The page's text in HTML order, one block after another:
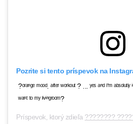
Pozrite si tento príspevok na
?ᵒʳᵃⁿᶢᵉ ᵐᵒᵒᵈ. ᵃᶠᵗᵉʳ ʷᵒʳᵏᵒᵘᵗ ? ... ʸᵉˢ ᵃⁿᵈ ᴵ’ᵐ ᵃᵇˢᵒˡᵘᵗˡʸ
ʷᵃⁿᵗ ᵗᵒ ᵐʸ ˡⁱᵛⁱⁿᶢʳᵒᵒᵐ?
Príspevok, ktorý zdieľa ????????